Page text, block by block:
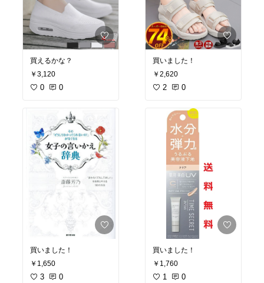
買えるかな？
￥3,120
0 0
買いました！
￥1,650
3 0
買いました！
￥2,620
2 0
買いました！
￥1,760
1 0